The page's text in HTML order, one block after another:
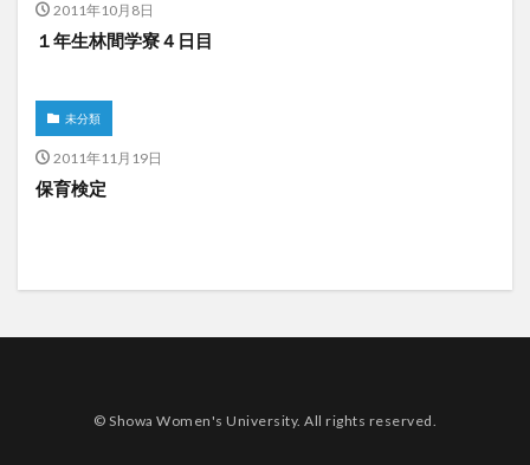
2011年10月8日
１年生林間学寮４日目
未分類
2011年11月19日
保育検定
© Showa Women's University. All rights reserved.